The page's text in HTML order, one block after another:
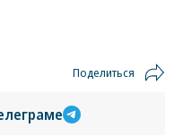
Поделиться